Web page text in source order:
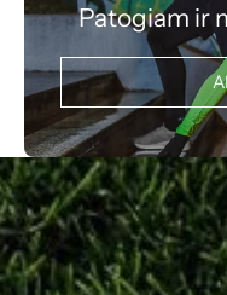
Patogiam ir